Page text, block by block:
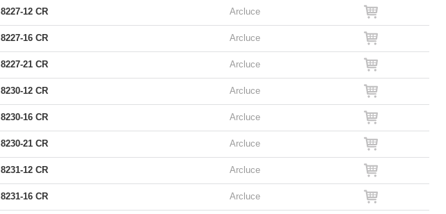
8227-12 CR Arcluce
8227-16 CR Arcluce
8227-21 CR Arcluce
8230-12 CR Arcluce
8230-16 CR Arcluce
8230-21 CR Arcluce
8231-12 CR Arcluce
8231-16 CR Arcluce